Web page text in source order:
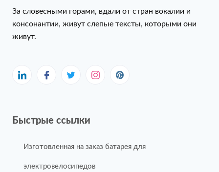
За словесными горами, вдали от стран вокалии и
консонантии, живут слепые тексты, которыми они
живут.
Быстрые ссылки
Изготовленная на заказ батарея для
электровелосипедов